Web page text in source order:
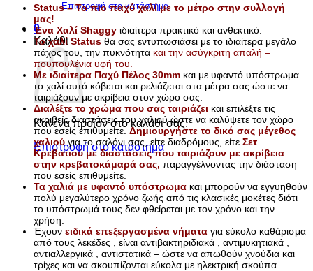
Επιστροφή στο κατάστημα
0
Καλάθι
Κανένα προϊόν στο καλάθι σας.
Επιστροφή στο κατάστημα
Status – Το πιο παχύ χαλί με το μέτρο στην συλλογή
μας!
Ένα Χαλί Shaggy ιδιαίτερα πρακτικό και ανθεκτικό.
Το χαλί Status θα σας εντυπωσιάσει με το ιδιαίτερα μεγάλο
πάχος του, την πυκνότητα και την ασύγκριτη απαλή –
πουπουλένια υφή του.
Με ιδιαίτερα Παχύ Πέλος 30mm και με υφαντό υπόστρωμα
το χαλί αυτό κόβεται και ρελιάζεται στα μέτρα σας ώστε να
ταιριάξουν με ακρίβεια στον χώρο σας.
Διαλέξτε το χρώμα που σας ταιριάζει και επιλέξτε τις
ακριβείς διαστάσεις του χαλιού ώστε να καλύψετε τον χώρο
που εσείς επιθυμείτε.Δημιουργήστε το δικό σας μέγεθος
χαλιού για το σαλόνι σας, είτε διαδρόμους, είτε Σετ
Κρεβατιού με διαστάσεις που ταιριάζουν με ακρίβεια
στην κρεβατοκάμαρά σας, παραγγέλνοντας την διάσταση
που εσείς επιθυμείτε.
Τα χαλιά με υφαντό υπόστρωμα και μπορούν να εγγυηθούν
πολύ μεγαλύτερο χρόνο ζωής από τις κλασικές μοκέτες διότι
το υπόστρωμά τους δεν φθείρεται με τον χρόνο και την
χρήση.
Έχουν ειδικά επεξεργασμένα νήματα για εύκολο καθάρισμα
από τους λεκέδες , είναι αντιβακτηριδιακά , αντιμυκητιακά ,
αντιαλλεργικά , αντιστατικά – ώστε να απωθούν χνούδια και
τρίχες και να σκουπίζονται εύκολα με ηλεκτρική σκούπα.